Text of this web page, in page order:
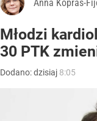
Anna Kopras-
Młodzi
30 PTK
Dodano:dzisiaj 8:05